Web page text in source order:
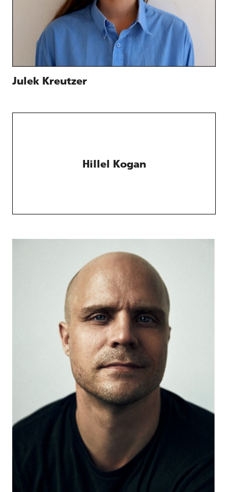
Julek Kreutzer
Hillel Kogan